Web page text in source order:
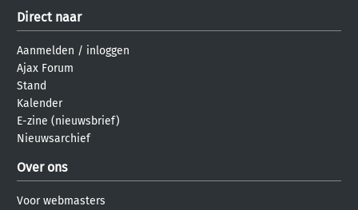
Direct naar
Aanmelden / inloggen
Ajax Forum
Stand
Kalender
E-zine (nieuwsbrief)
Nieuwsarchief
Over ons
Voor webmasters